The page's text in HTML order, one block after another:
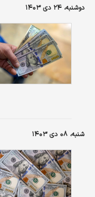
دوشنبه، ۲۴ دی ۱۴۰۳
شنبه، ۰۸ دی ۱۴۰۳